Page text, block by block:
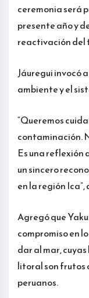
ceremonia será
presente año y
reactivación del
Jáuregui invocó
ambiente y el
“Queremos
contaminación.
Es una reflexión
un sincero
en la región
Agregó que
compromiso en
dar al mar,
litoral son frutos
peruanos.